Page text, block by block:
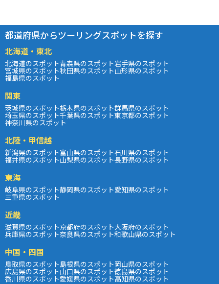
都道府県からツーリングスポットを探す
北海道・東北
北海道のスポット青森県のスポット岩手県のスポット
宮城県のスポット秋田県のスポット山形県のスポット
福島県のスポット
関東
茨城県のスポット栃木県のスポット群馬県のスポット
埼玉県のスポット千葉県のスポット東京都のスポット
神奈川県のスポット
北陸・甲信越
新潟県のスポット富山県のスポット石川県のスポット
福井県のスポット山梨県のスポット長野県のスポット
東海
岐阜県のスポット静岡県のスポット愛知県のスポット
三重県のスポット
近畿
滋賀県のスポット京都府のスポット大阪府のスポット
兵庫県のスポット奈良県のスポット和歌山県のスポット
中国・四国
鳥取県のスポット島根県のスポット岡山県のスポット
広島県のスポット山口県のスポット徳島県のスポット
香川県のスポット愛媛県のスポット高知県のスポット